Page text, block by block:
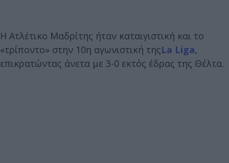
Η Ατλέτικο Μαδρίτης ήταν καταιγιστική και το
«τρίποντο» στην 10η αγωνιστική τηςLa Liga,
επικρατώντας άνετα με 3-0 εκτός έδρας της Θέλτα.